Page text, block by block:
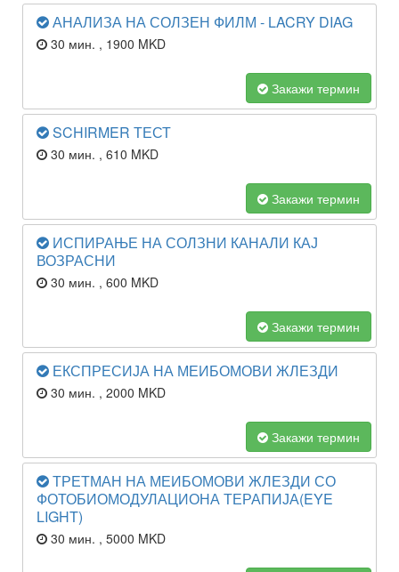
АНАЛИЗА НА СОЛЗЕН ФИЛМ - LACRY DIAG
30 мин. , 1900 MKD
Закажи термин
SCHIRMER ТЕСТ
30 мин. , 610 MKD
Закажи термин
ИСПИРАЊЕ НА СОЛЗНИ КАНАЛИ КАЈ
ВОЗРАСНИ
30 мин. , 600 MKD
Закажи термин
ЕКСПРЕСИЈА НА МЕИБОМОВИ ЖЛЕЗДИ
30 мин. , 2000 MKD
Закажи термин
ТРЕТМАН НА МЕИБОМОВИ ЖЛЕЗДИ СО
ФОТОБИОМОДУЛАЦИОНА ТЕРАПИЈА(EYE
LIGHT)
30 мин. , 5000 MKD